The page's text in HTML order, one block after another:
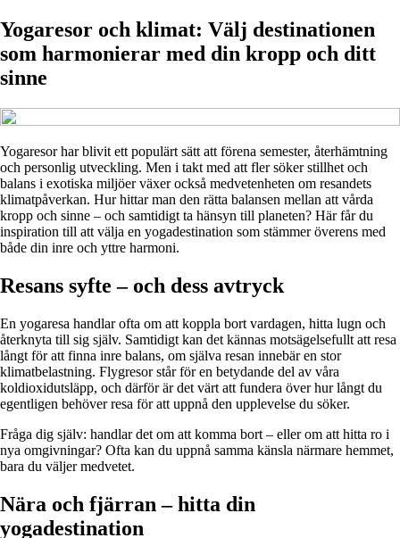
Yogaresor och klimat: Välj destinationen
som harmonierar med din kropp och ditt
sinne
Yogaresor har blivit ett populärt sätt att förena semester, återhämtning
och personlig utveckling. Men i takt med att fler söker stillhet och
balans i exotiska miljöer växer också medvetenheten om resandets
klimatpåverkan. Hur hittar man den rätta balansen mellan att vårda
kropp och sinne – och samtidigt ta hänsyn till planeten? Här får du
inspiration till att välja en yogadestination som stämmer överens med
både din inre och yttre harmoni.
Resans syfte – och dess avtryck
En yogaresa handlar ofta om att koppla bort vardagen, hitta lugn och
återknyta till sig själv. Samtidigt kan det kännas motsägelsefullt att resa
långt för att finna inre balans, om själva resan innebär en stor
klimatbelastning. Flygresor står för en betydande del av våra
koldioxidutsläpp, och därför är det värt att fundera över hur långt du
egentligen behöver resa för att uppnå den upplevelse du söker.
Fråga dig själv: handlar det om att komma bort – eller om att hitta ro i
nya omgivningar? Ofta kan du uppnå samma känsla närmare hemmet,
bara du väljer medvetet.
Nära och fjärran – hitta din
yogadestination